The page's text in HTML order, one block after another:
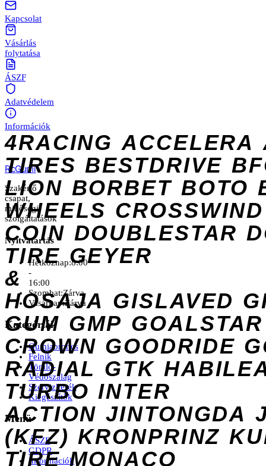
Kapcsolat
Vásárlás
folytatása
ÁSZF
Adatvédelem
Információk
4RACING ACCELERA
TIRES BESTDRIVE
LION BORBET BOTO
WHEELS CROSSWIND
COIN DOUBLESTAR
TIRE GEYER
&
HOSAJA GISLAVED
GUM GMP GOALSTAR
CROWN GOODRIDE
RADIAL GTK
TURBO INTER
ACTION JINTONGDA
(KFZ) KRONPRINZ
TIRE MONACO
RcGumi
Szakértő
csapat,
minőségi
szolgáltatások
Nyitvatartás
Hétköznap:8:00
-
16:00
Szombat:Zárva
Vasárnap:Zárva
Kategóriák
Gumiabroncs
Felnik
Tömlő-
Védőszalag
Szervizkerék
Kiegészítők
Menü
ÁSZF
GDPR
Információk